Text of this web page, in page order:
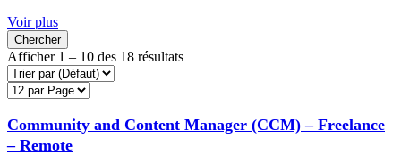
Voir plus
Chercher
Afficher 1 – 10 des 18 résultats
Community and Content Manager (CCM) – Freelance
– Remote